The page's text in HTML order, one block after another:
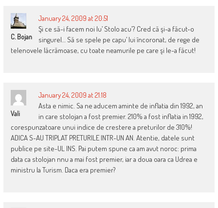
C. Bojan
January 24, 2009 at 20:51
Şi ce să-i facem noi lu’ Stolo acu’? Cred că şi-a făcut-o
singurel… Să se spele pe capu’ lui încoronat, de rege de
telenovele lăcrămoase, cu toate neamurile pe care şi le-a făcut!
Vali
January 24, 2009 at 21:18
Asta e nimic. Sa ne aducem aminte de inflatia din 1992, an
in care stolojan a fost premier. 210% a fost inflatia in 1992,
corespunzatoare unui indice de crestere a preturilor de 310%!
ADICA S-AU TRIPLAT PRETURILE INTR-UN AN. Atentie, datele sunt
publice pe site-UL INS. Pai putem spune ca am avut noroc: prima
data ca stolojan nnu a mai fost premier, iar a doua oara ca Udrea e
ministru la Turism. Daca era premier?